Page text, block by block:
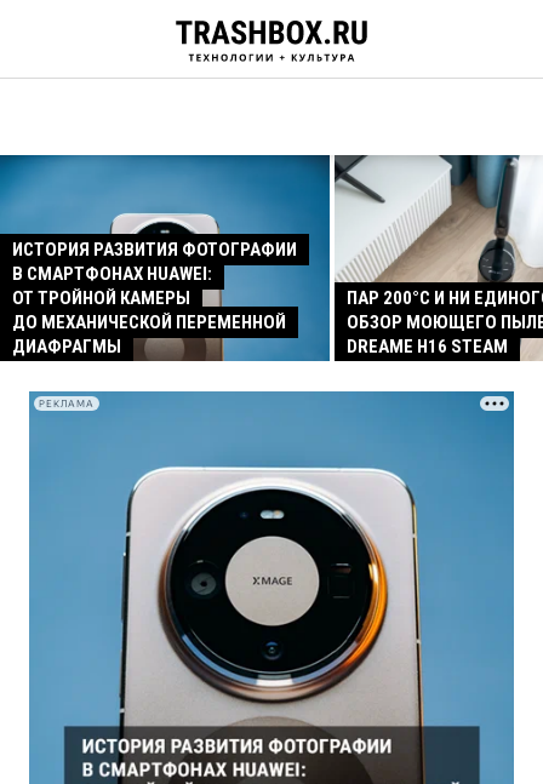
ИСТОРИЯ РАЗВИТИЯ ФОТОГРАФИИ
В СМАРТФОНАХ HUAWEI:
ОТ ТРОЙНОЙ КАМЕРЫ
ДО МЕХАНИЧЕСКОЙ ПЕРЕМЕННОЙ
ДИАФРАГМЫ
ПАР 200°C И НИ
ОБЗОР МОЮЩЕГО
DREAME H16 STEAM
РЕКЛАМА